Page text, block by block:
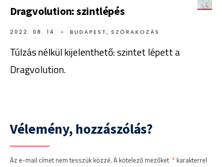
Dragvolution: szintlépés
2022. 08. 14. • BUDAPEST, SZÓRAKOZÁS
Túlzás nélkül kijelenthető: szintet lépett a
Dragvolution.
Vélemény, hozzászólás?
Az e-mail címet nem tesszük közzé. A kötelező mezőket * karakterrel